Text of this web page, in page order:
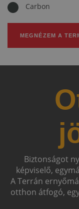
Carbon
MEGNÉZEM A
Biztonságot
képviselő,
A Terrán
otthon átfogó,